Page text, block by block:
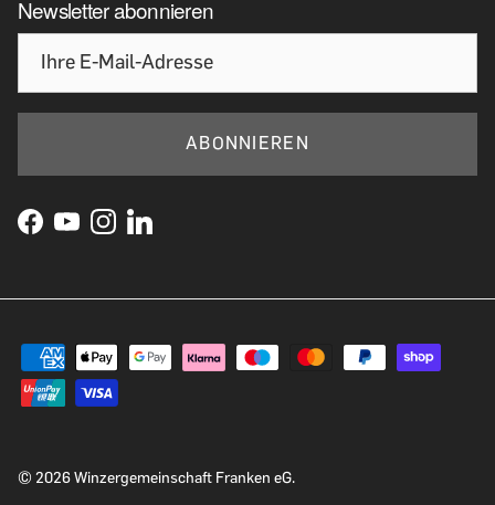
Newsletter abonnieren
ABONNIEREN
© 2026Winzergemeinschaft Franken eG.